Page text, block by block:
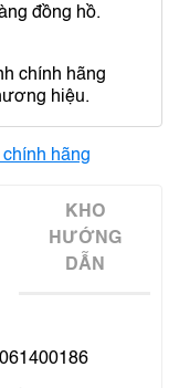
đồng hồ.
chính hãng
hiệu.
hãng
KHO
HƯỚNG
DẪN